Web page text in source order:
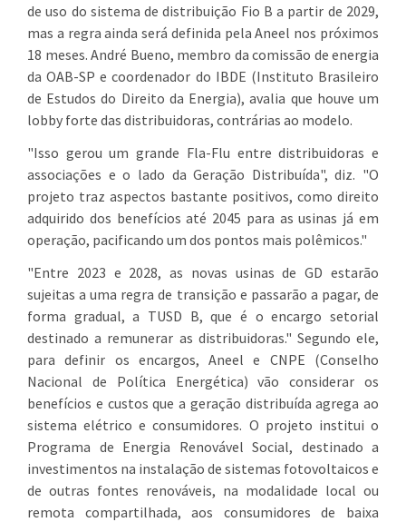
de uso do sistema de distribuição Fio B a partir de 2029,
mas a regra ainda será definida pela Aneel nos próximos
18 meses. André Bueno, membro da comissão de energia
da OAB-SP e coordenador do IBDE (Instituto Brasileiro
de Estudos do Direito da Energia), avalia que houve um
lobby forte das distribuidoras, contrárias ao modelo.
"Isso gerou um grande Fla-Flu entre distribuidoras e
associações e o lado da Geração Distribuída", diz. "O
projeto traz aspectos bastante positivos, como direito
adquirido dos benefícios até 2045 para as usinas já em
operação, pacificando um dos pontos mais polêmicos."
"Entre 2023 e 2028, as novas usinas de GD estarão
sujeitas a uma regra de transição e passarão a pagar, de
forma gradual, a TUSD B, que é o encargo setorial
destinado a remunerar as distribuidoras." Segundo ele,
para definir os encargos, Aneel e CNPE (Conselho
Nacional de Política Energética) vão considerar os
benefícios e custos que a geração distribuída agrega ao
sistema elétrico e consumidores. O projeto institui o
Programa de Energia Renovável Social, destinado a
investimentos na instalação de sistemas fotovoltaicos e
de outras fontes renováveis, na modalidade local ou
remota compartilhada, aos consumidores de baixa